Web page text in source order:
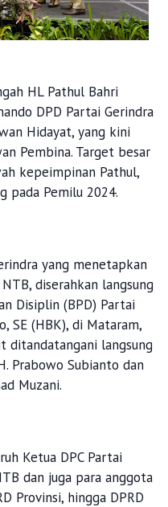
HL Pathul Bahri
DPD Partai Gerindra
Hidayat, yang kini
Pembina. Target besar
kepeimpinan Pathul,
pada Pemilu 2024.
yang menetapkan
diserahkan langsung
Disiplin (BPD) Partai
SE (HBK), di Mataram,
ditandatangani langsung
Prabowo Subianto dan
Muzani.
Ketua DPC Partai
dan juga para anggota
Provinsi, hingga DPRD